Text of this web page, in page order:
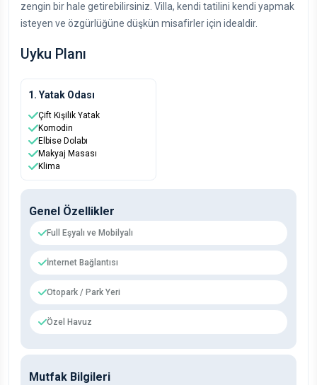
zengin bir hale getirebilirsiniz. Villa, kendi tatilini kendi yapmak
isteyen ve özgürlüğüne düşkün misafirler için idealdir.
Uyku Planı
1. Yatak Odası
Çift Kişilik Yatak
Komodin
Elbise Dolabı
Makyaj Masası
Klima
Genel Özellikler
Full Eşyalı ve Mobilyalı
İnternet Bağlantısı
Otopark / Park Yeri
Özel Havuz
Mutfak Bilgileri